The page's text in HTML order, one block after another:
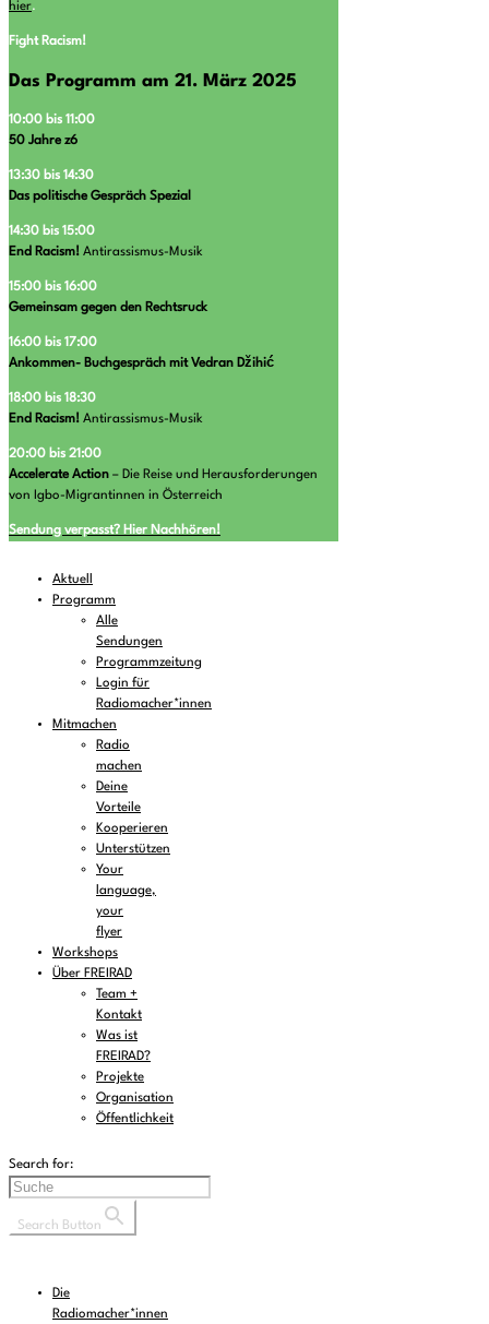
hier.
Fight Racism!
Das Programm am 21. März 2025
10:00 bis 11:00
50 Jahre z6
13:30 bis 14:30
Das politische Gespräch Spezial
14:30 bis 15:00
End Racism! Antirassismus-Musik
15:00 bis 16:00
Gemeinsam gegen den Rechtsruck
16:00 bis 17:00
Ankommen- Buchgespräch mit Vedran Džihić
18:00 bis 18:30
End Racism! Antirassismus-Musik
20:00 bis 21:00
Accelerate Action – Die Reise und Herausforderungen
von Igbo-Migrantinnen in Österreich
Sendung verpasst? Hier Nachhören!
Aktuell
Programm
Alle
Sendungen
Programmzeitung
Login für
Radiomacher*innen
Mitmachen
Radio
machen
Deine
Vorteile
Kooperieren
Unterstützen
Your
language,
your
flyer
Workshops
Über FREIRAD
Team +
Kontakt
Was ist
FREIRAD?
Projekte
Organisation
Öffentlichkeit
Search for:
Search Button
Die
Radiomacher*innen